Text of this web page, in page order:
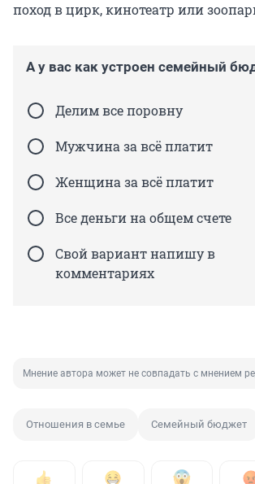
поход в цирк, кинотеатр или
А у вас как устроен семейный
Делим все поровну
Мужчина за всё платит
Женщина за всё платит
Все деньги на общем счете
Свой вариант напишу в
комментариях
Мнение автора может не совпадать с мнением
Отношения в семье Семейный бюджет